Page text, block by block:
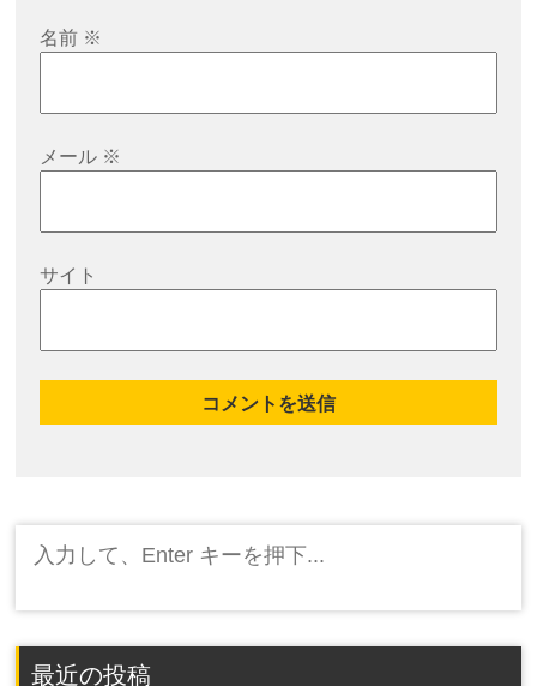
名前 ※
メール ※
サイト
索:
最近の投稿